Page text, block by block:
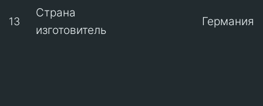
13
Страна
изготовитель
Германия